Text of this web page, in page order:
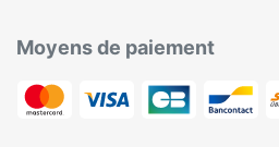
Moyens de paiement